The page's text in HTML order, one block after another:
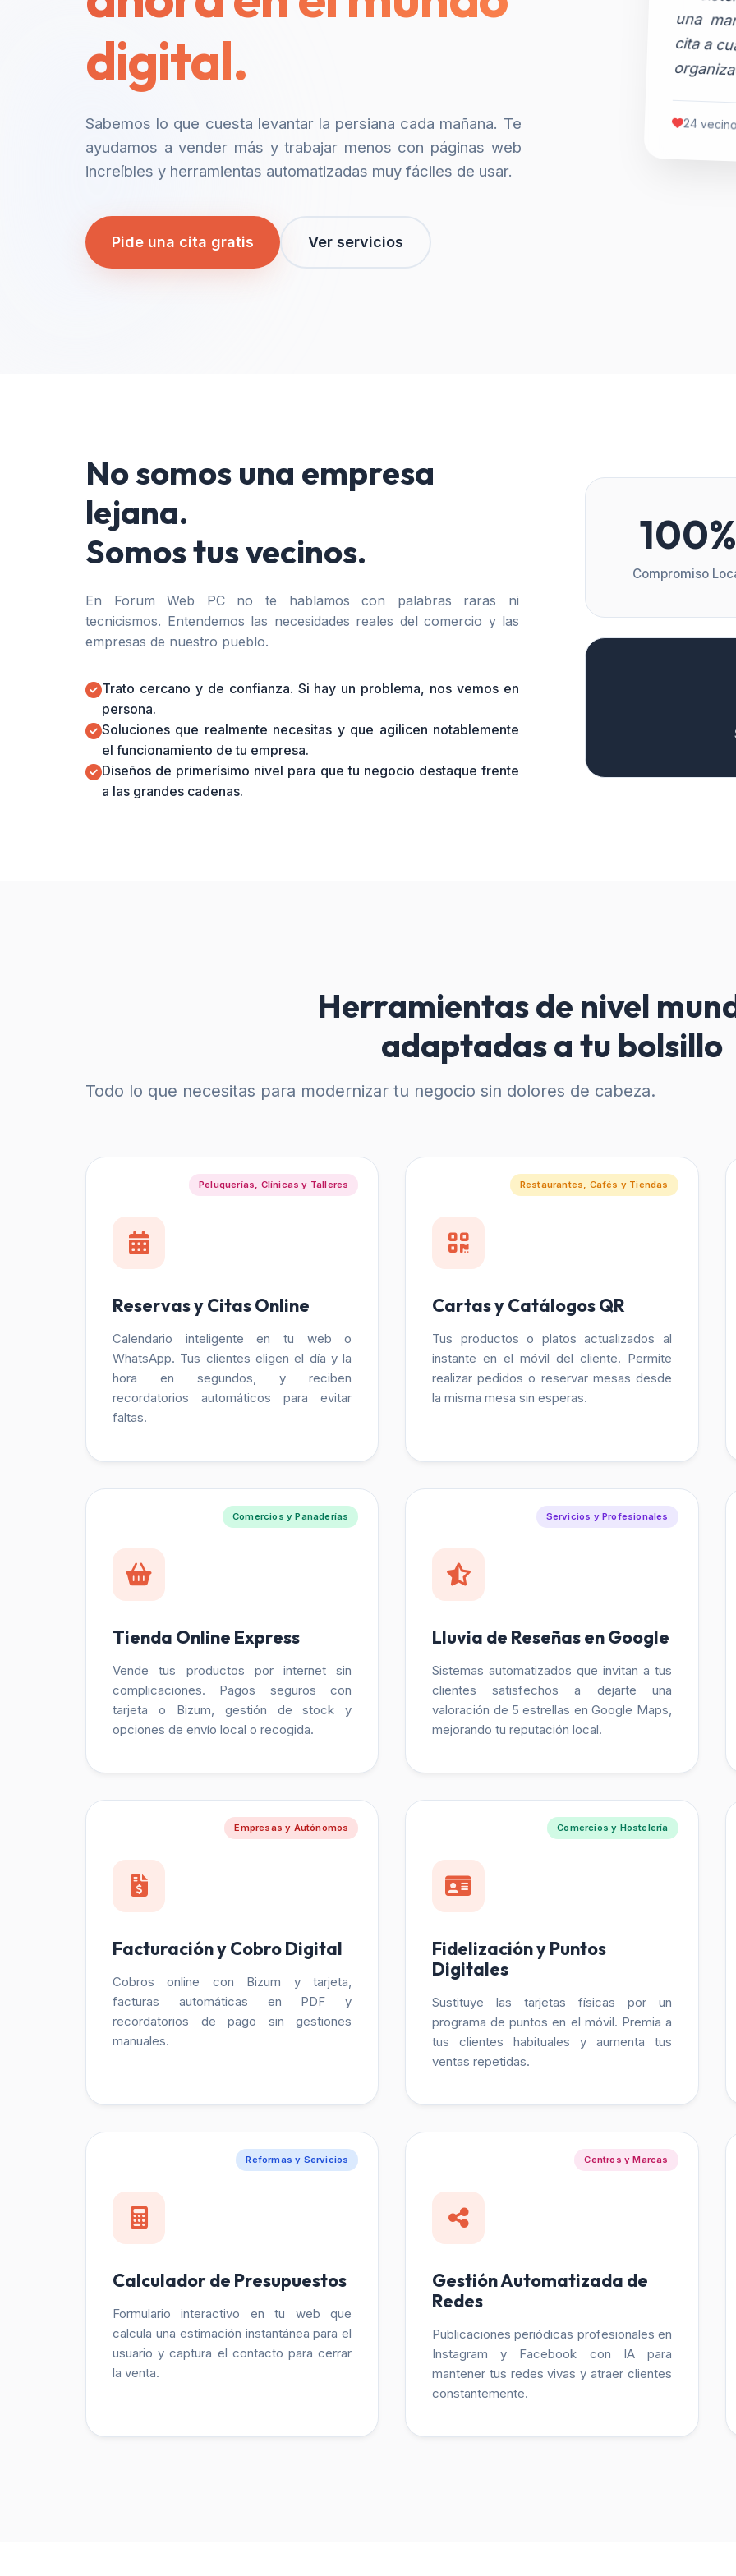
digital.
Sabemos lo que cuesta levantar la persiana cada mañana. Te
ayudamos a vender más y trabajar menos con páginas web
increíbles y herramientas automatizadas muy fáciles de usar.
Pide una cita gratis Ver servicios
24
No somos una empresa
lejana.
Somos tus vecinos.
En Forum Web PC no te hablamos con palabras raras ni
tecnicismos. Entendemos las necesidades reales del comercio y las
empresas de nuestro pueblo.
Trato cercano y de confianza. Si hay un problema, nos vemos en
persona.
Soluciones que realmente necesitas y que agilicen notablemente
el funcionamiento de tu empresa.
Diseños de primerísimo nivel para que tu negocio destaque frente
a las grandes cadenas.
100%
Compromiso
Herramientas de nivel
adaptadas a tu bolsillo
Todo lo que necesitas para modernizar tu negocio sin dolores de cabeza.
Peluquerías, Clínicas y Talleres
Reservas y Citas Online
Calendario inteligente en tu web o
WhatsApp. Tus clientes eligen el día y la
hora en segundos, y reciben
recordatorios automáticos para evitar
faltas.
Restaurantes, Cafés y Tiendas
Cartas y Catálogos QR
Tus productos o platos actualizados al
instante en el móvil del cliente. Permite
realizar pedidos o reservar mesas desde
la misma mesa sin esperas.
Comercios y Panaderías
Tienda Online Express
Vende tus productos por internet sin
complicaciones. Pagos seguros con
tarjeta o Bizum, gestión de stock y
opciones de envío local o recogida.
Servicios y Profesionales
Lluvia de Reseñas en Google
Sistemas automatizados que invitan a tus
clientes satisfechos a dejarte una
valoración de 5 estrellas en Google Maps,
mejorando tu reputación local.
Empresas y Autónomos
Facturación y Cobro Digital
Cobros online con Bizum y tarjeta,
facturas automáticas en PDF y
recordatorios de pago sin gestiones
manuales.
Comercios y Hostelería
Fidelización y Puntos
Digitales
Sustituye las tarjetas físicas por un
programa de puntos en el móvil. Premia a
tus clientes habituales y aumenta tus
ventas repetidas.
Reformas y Servicios
Calculador de Presupuestos
Formulario interactivo en tu web que
calcula una estimación instantánea para el
usuario y captura el contacto para cerrar
la venta.
Centros y Marcas
Gestión Automatizada de
Redes
Publicaciones periódicas profesionales en
Instagram y Facebook con IA para
mantener tus redes vivas y atraer clientes
constantemente.